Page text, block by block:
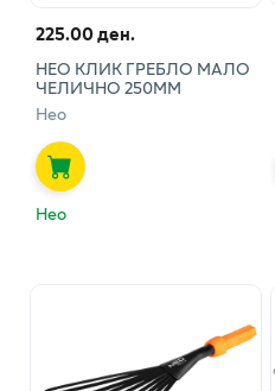
225.00 ден.
НЕО КЛИК ГРЕБЛО МАЛО
ЧЕЛИЧНО 250ММ
Нео
Нео